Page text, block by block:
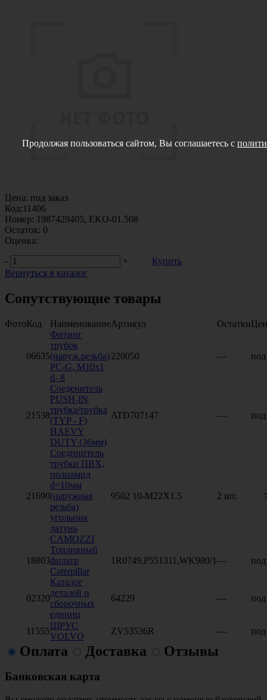
Цена: под заказ
Код:11406
Номер: 1987429405, EKO-01.508
Остаток: 0
Оценка:
-
+
Купить
Вернуться в каталог
Сопутствующие товары
ФотоКод НаименованиеАртикул Остатки
06635
Фитинг
трубок
(наруж.резьба)
PC-G, M10x1
d- 8
220050 — под
21538
Соеденитель
PUSH-IN
трубка/трубка
(TYP - F)
HAEVY
DUTY (36мм)
ATD707147 — под
21690
Соединитель
трубки ПВХ,
полиамид
d=10мм
(наружная
резьба)
угольник
латунь
CAMOZZI
9502 10-M22X1.5 2 шт.
18803
Топливный
фильтр
Caterpillar
1R0749,P551311,WK980/1— под
02320
Каталог
деталей и
сборочных
единиц
64229 — под
11555
ШРУС
VOLVO
ZV53536R — под
Оплата Доставка Отзывы
Банковская карта
Продолжая пользоваться сайтом, Вы соглашаетесь с